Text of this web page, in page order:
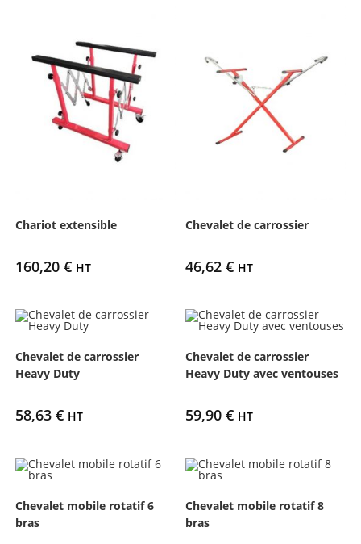
Chariot extensible
160,20 € HT
Chevalet de carrossier
46,62€ HT
Chevalet de carrossier
Heavy Duty
58,63 € HT
Chevalet de carrossier
Heavy Duty avec ventouses
59,90€ HT
Chevalet mobile rotatif 6
bras
Chevalet mobile rotatif 8
bras